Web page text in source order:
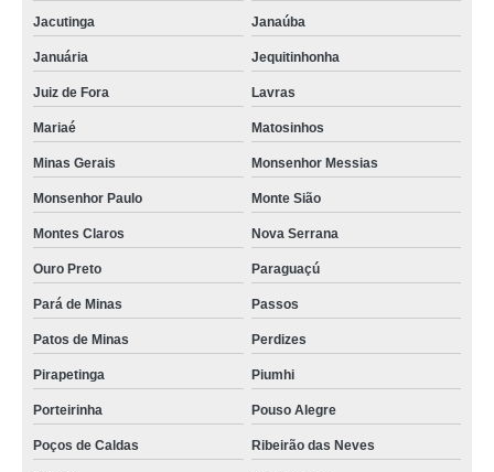
Jacutinga Janaúba
Januária Jequitinhonha
Juiz de Fora Lavras
Mariaé Matosinhos
Minas Gerais Monsenhor Messias
Monsenhor Paulo Monte Sião
Montes Claros Nova Serrana
Ouro Preto Paraguaçú
Pará de Minas Passos
Patos de Minas Perdizes
Pirapetinga Piumhi
Porteirinha Pouso Alegre
Poços de Caldas Ribeirão das Neves